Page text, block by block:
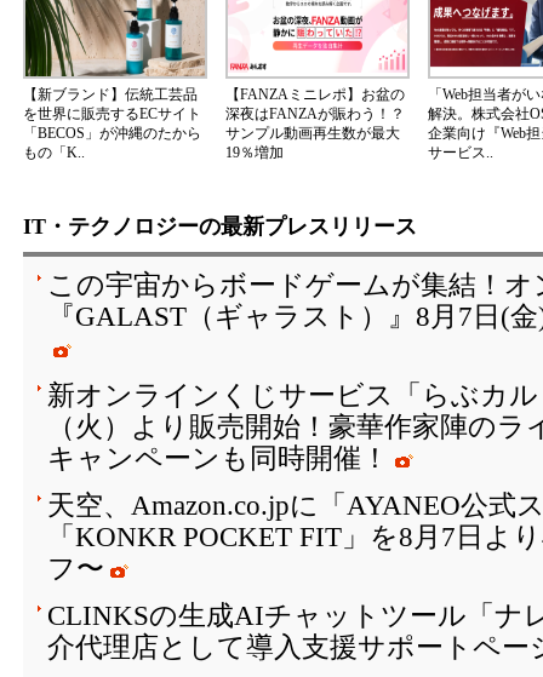
【新ブランド】伝統工芸品
を世界に販売するECサイト
「BECOS」が沖縄のたから
もの「K..
【FANZAミニレポ】お盆の
深夜はFANZAが賑わう！？
サンプル動画再生数が最大
19％増加
「Web担当者が
解決。株式会社
企業向け『Web
サービス..
IT・テクノロジーの最新プレスリリース
この宇宙からボードゲームが集結！
『GALAST（ギャラスト）』8月7日(
新オンラインくじサービス「らぶカ
（火）より販売開始！豪華作家陣の
キャンペーンも同時開催！
天空、Amazon.co.jpに「AYANEO公式
「KONKR POCKET FIT」を8月7日よ
フ〜
CLINKSの生成AIチャットツール「ナ
介代理店として導入支援サポートペー